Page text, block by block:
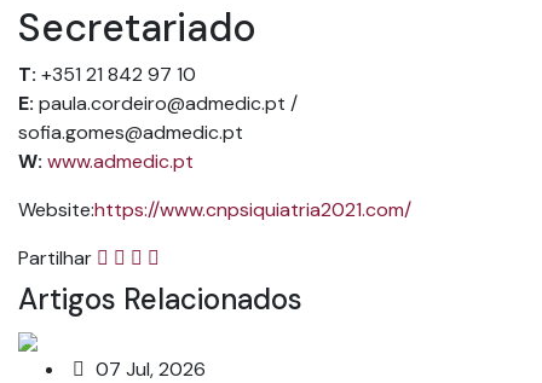
Secretariado
T: +351 21 842 97 10
E: paula.cordeiro@admedic.pt /
sofia.gomes@admedic.pt
W: www.admedic.pt
Website:https://www.cnpsiquiatria2021.com/
Partilhar
Artigos Relacionados
07 Jul, 2026